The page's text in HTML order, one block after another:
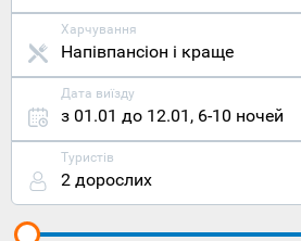
Харчування
Напівпансіон і краще
Дата виїзду
з 01.01 до 12.01 , 6-10 ночей
Туристів
2 дорослих